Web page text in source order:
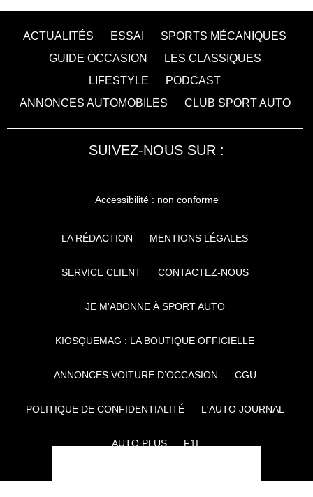
ACTUALITÉS ESSAI
SPORTS MÉCANIQUES
GUIDE OCCASION
LES CLASSIQUES
LIFESTYLE
PODCAST
ANNONCES AUTOMOBILES
CLUB SPORT AUTO
SUIVEZ-NOUS SUR :
Accessibilité : non conforme
LA RÉDACTION MENTIONS LÉGALES
SERVICE CLIENT CONTACTEZ-NOUS
JE M'ABONNE À SPORT AUTO
KIOSQUEMAG : LA BOUTIQUE OFFICIELLE
ANNONCES VOITURE D’OCCASION CGU
POLITIQUE DE CONFIDENTIALITÉ L'AUTO JOURNAL
AUTO PLUS F1I